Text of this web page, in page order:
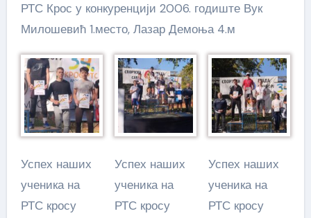
РТС Крос у конкуренцији 2006. годиште Вук
Милошевић 1.место, Лазар Демоња 4.м
Успех наших
ученика на
РТС кросу
Успех наших
ученика на
РТС кросу
Успех наших
ученика на
РТС кросу